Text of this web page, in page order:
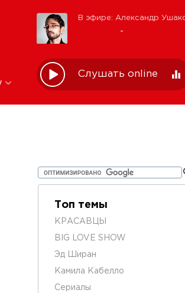
В эфире: Александр
Слушать online
Топ темы
КРАСАВЦЫ
BIG LOVE SHOW
Эд Ширан
Камила Кабелло
Сериалы